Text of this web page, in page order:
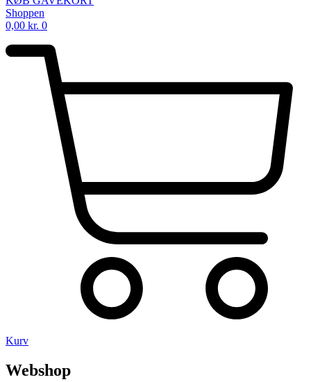
Shoppen
0,00 kr. 0
Kurv
Webshop